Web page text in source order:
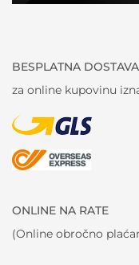
BESPLATNA DOSTAVA
za online kupovinu
ONLINE NA RATE
(Online obročno